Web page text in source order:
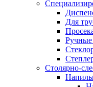
Для
Ручные
Столярно-